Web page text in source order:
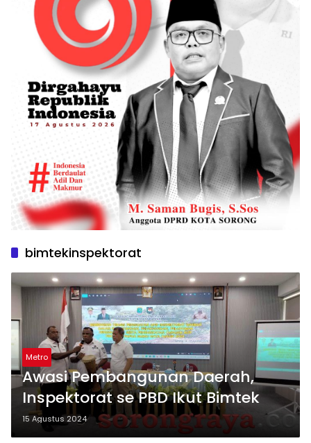
bimtekinspektorat
Metro
Awasi Pembangunan Daerah,
Inspektorat se PBD Ikut Bimtek
15 Agustus 2024